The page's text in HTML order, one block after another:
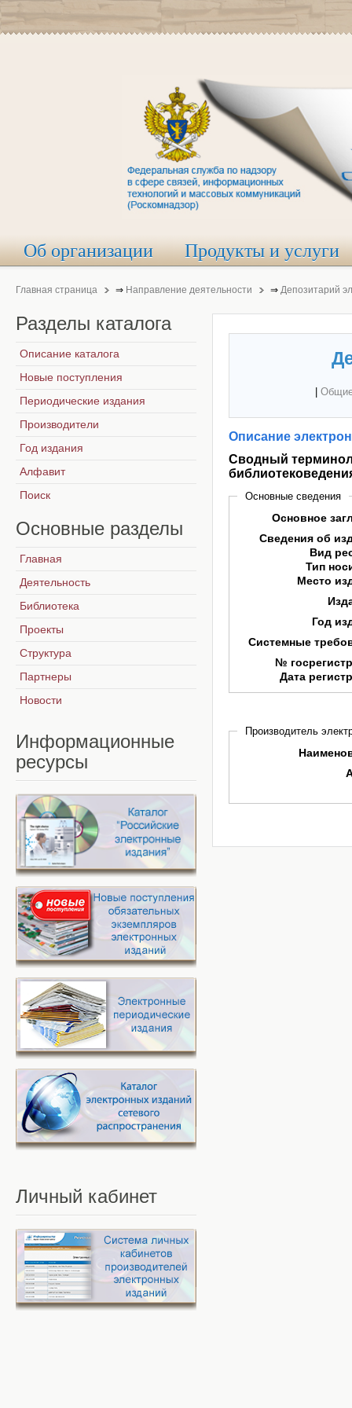
Об организации Продукты и услуги
Главная страница ⇒ Направление деятельности ⇒ Депозитарий
Описание
Сводный
Основные сведения
Основное
Сведения об
Вид
Тип
Место
Год
Системные
№
Дата
Производитель
Разделы каталога
Описание каталога
Новые поступления
Периодические издания
Производители
Год издания
Алфавит
Поиск
Основные разделы
Главная
Деятельность
Библиотека
Проекты
Структура
Партнеры
Новости
Информационные
ресурсы
Личный кабинет